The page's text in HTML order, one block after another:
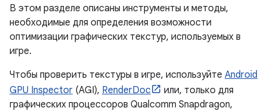
В этом разделе описаны инструменты и методы,
необходимые для определения возможности
оптимизации графических текстур, используемых в
игре.
Чтобы проверить текстуры в игре, используйте Android
GPU Inspector (AGI), RenderDoc
или, только для
графических процессоров Qualcomm Snapdragon,